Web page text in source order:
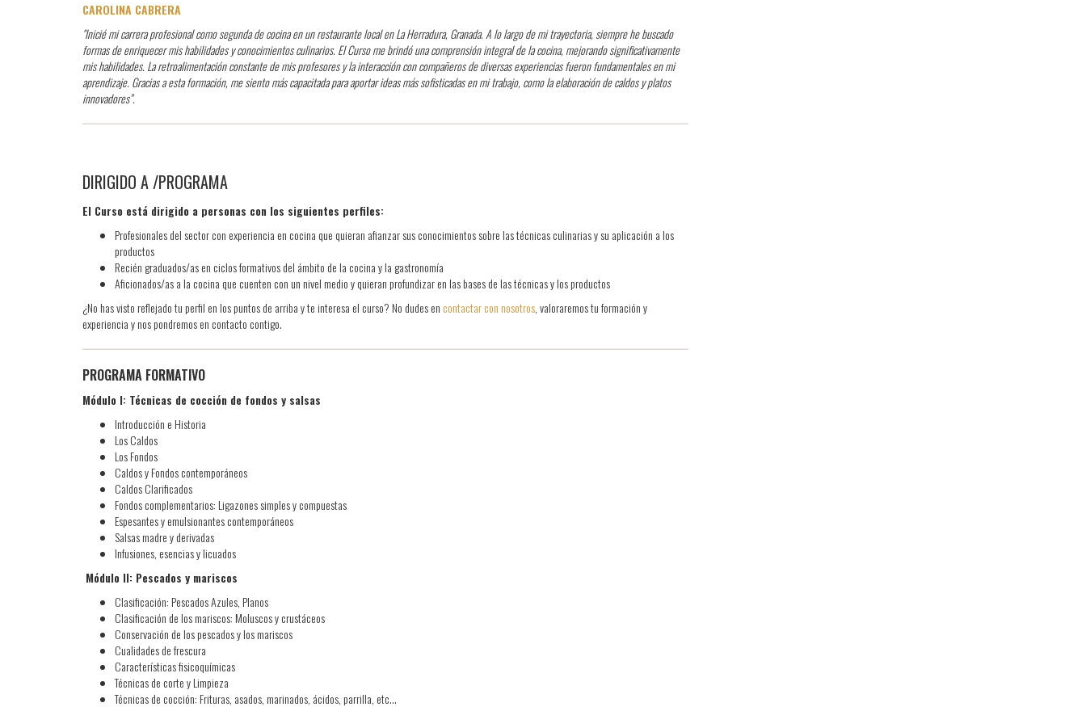
CAROLINA CABRERA
"Inicié mi carrera profesional como segunda de cocina en un restaurante local en La Herradura, Granada. A lo largo de mi trayectoria, siempre he buscado
formas de enriquecer mis habilidades y conocimientos culinarios. El Curso me brindó una comprensión integral de la cocina, mejorando significativamente
mis habilidades. La retroalimentación constante de mis profesores y la interacción con compañeros de diversas experiencias fueron fundamentales en mi
aprendizaje. Gracias a esta formación, me siento más capacitada para aportar ideas más sofisticadas en mi trabajo, como la elaboración de caldos y platos
innovadores”.
DIRIGIDO A /PROGRAMA
El Curso está dirigido a personas con los siguientes perfiles:
Profesionales del sector con experiencia en cocina que quieran afianzar sus conocimientos sobre las técnicas culinarias y su aplicación a los
productos
Recién graduados/as en ciclos formativos del ámbito de la cocina y la gastronomía
Aficionados/as a la cocina que cuenten con un nivel medio y quieran profundizar en las bases de las técnicas y los productos
¿No has visto reflejado tu perfil en los puntos de arriba y te interesa el curso? No dudes en contactar con nosotros, valoraremos tu formación y
experiencia y nos pondremos en contacto contigo.
PROGRAMA FORMATIVO
Módulo I: Técnicas de cocción de fondos y salsas
Introducción e Historia
Los Caldos
Los Fondos
Caldos y Fondos contemporáneos
Caldos Clarificados
Fondos complementarios: Ligazones simples y compuestas
Espesantes y emulsionantes contemporáneos
Salsas madre y derivadas
Infusiones, esencias y licuados
Módulo II: Pescados y mariscos
Clasificación: Pescados Azules, Planos
Clasificación de los mariscos: Moluscos y crustáceos
Conservación de los pescados y los mariscos
Cualidades de frescura
Características fisicoquímicas
Técnicas de corte y Limpieza
Técnicas de cocción: Frituras, asados, marinados, ácidos, parrilla, etc…